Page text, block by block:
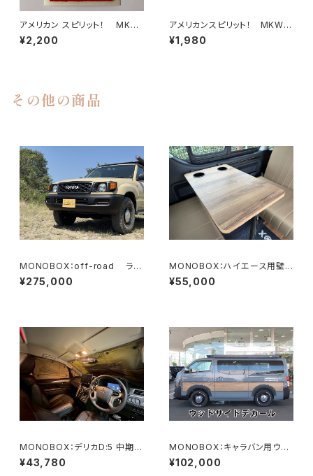
アメリカン スピリット！ MKW
Newロゴステッカーセット（白抜
き or 黒抜き＋OFF-ROADロゴ
¥2,200
アメリカンスピリット！ MKW N
ewロゴステッカー（白抜き or
黒抜き）
¥1,980
その他の商品
MONOBOX：off-road ラン
クル100用丸目ライトキット
¥275,000
MONOBOX：ハイエース用壁
掛けスライドテーブル 2本脚モ
デル テーブル寸法650㎜×420
¥55,000
MONOBOX：デリカD:5 中期〜
後期型用 遮光パッド フロント＋
リアセット（1台分）
¥43,780
MONOBOX：キャラバン用ウッ
ドサイドデカール
¥102,000